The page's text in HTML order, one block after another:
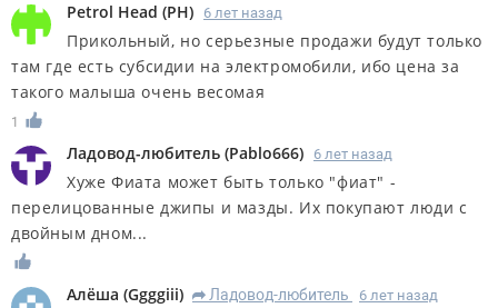
Petrol Head (PH) 6 лет назад
Прикольный, но серьезные продажи будут только
там где есть субсидии на электромобили, ибо цена за
такого малыша очень весомая
1
Ладовод-любитель (Pablo666) 6 лет назад
Хуже Фиата может быть только "фиат" -
перелицованные джипы и мазды. Их покупают люди с
двойным дном...
Алёша (Ggggiii) R Ладовод-любитель 6 лет назад